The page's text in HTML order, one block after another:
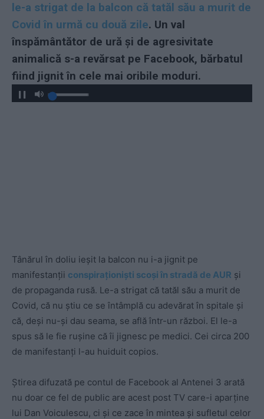
le-a strigat de la balcon că tatăl său a murit de
Covid în urmă cu două zile. Un val
înspământător de ură și de agresivitate
animalică s-a revărsat pe Facebook, bărbatul
fiind jignit în cele mai oribile moduri.
Tânărul în doliu ieșit la balcon nu i-a jignit pe
manifestanții conspiraționiști scoși în stradă de AUR și
de propaganda rusă. Le-a strigat că tatăl său a murit de
Covid, că nu știu ce se întâmplă cu adevărat în spitale și
că, deși nu-și dau seama, se află într-un război. El le-a
spus să le fie rușine că îi jignesc pe medici. Cei circa 200
de manifestanți l-au huiduit copios.
Știrea difuzată pe contul de Facebook al Antenei 3 arată
nu doar ce fel de public are acest post TV care-i aparține
lui Dan Voiculescu, ci și ce zace în mintea și sufletul celor